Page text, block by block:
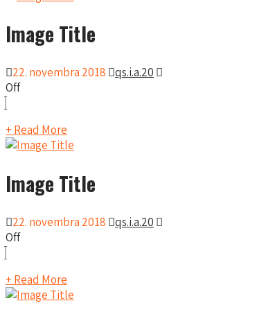
Image Title
22. novembra 2018
qs.i.a.20
Off
+ Read More
Image Title
22. novembra 2018
qs.i.a.20
Off
+ Read More